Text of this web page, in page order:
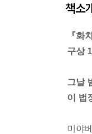
책소
『화
구상
그날
이 법
미야